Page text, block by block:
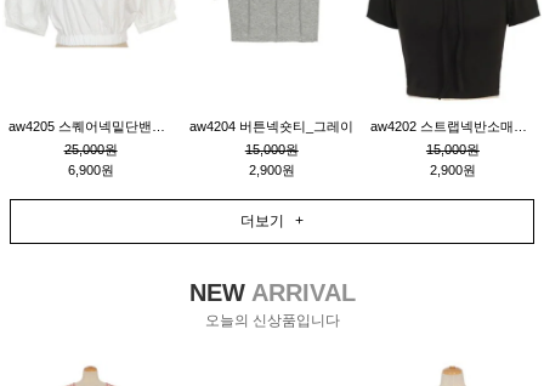
25,000원
6,900원
aw4204 버튼넥숏티_그레이
15,000원
2,900원
15,000원
2,900원
더보기 +
NEWARRIVAL
오늘의 신상품입니다